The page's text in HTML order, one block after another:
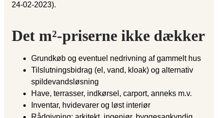
24-02-2023).
Det m²-priserne ikke dækker
Grundkøb og eventuel nedrivning af gammelt hus
Tilslutningsbidrag (el, vand, kloak) og alternativ
spildevandsløsning
Have, terrasser, indkørsel, carport, anneks m.v.
Inventar, hvidevarer og løst interiør